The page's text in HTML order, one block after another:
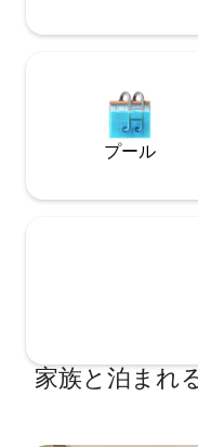
プール
家族と泊まれ